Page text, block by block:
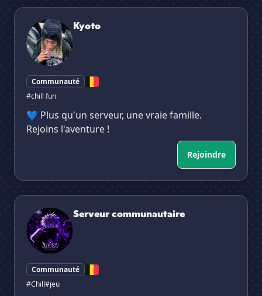
Kyoto
Kyoto
Communauté
#chill fun
💙 Plus qu'un serveur, une vraie famille.
Rejoins l'aventure !
Rejoindre
Serveur communautaire
Serveur communautaire
Communauté
#Chill#jeu